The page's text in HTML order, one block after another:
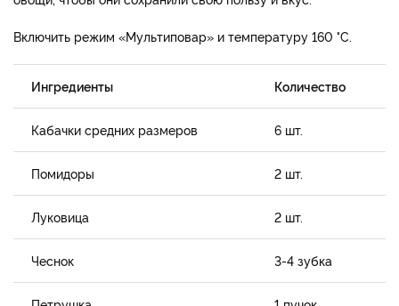
Включить режим «Мультиповар» и температуру 160 °С.
Ингредиенты Количество
Кабачки средних размеров 6 шт.
Помидоры 2 шт.
Луковица 2 шт.
Чеснок 3-4 зубка